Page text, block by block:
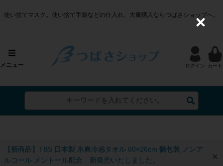
【新商品】TBS 日本製 氷爽冷感タオル 60×26cm 個包装 ノンア
ルコール メントール配合 新発売いたしました。
使い捨てマスク。使い捨て手袋などの仕入れ、大量購入ならつばさショップへ。
メニュー ログイン カート
C